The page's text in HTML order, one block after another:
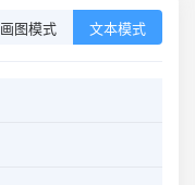
画图模式 文本模式